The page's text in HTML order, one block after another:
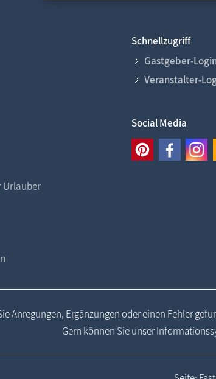
Urlauber
Schnellzugriff
Gastgeber-
Veranstalter-
Social Media
Anregungen, Ergänzungen oder einen Fehler
Gern können Sie unser